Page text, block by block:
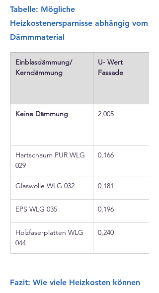
Tabelle: Mögliche
Heizkostenersparnisse abhängig vom
Dämmmaterial
Einblasdämmung/
Kerndämmung
U- Wert
Fassade
Keine Dämmung 2,005
Hartschaum PUR WLG
029
0,166
Glaswolle WLG 032 0,181
EPS WLG 035 0,196
Holzfaserplatten WLG
044
0,240
Fazit: Wie viele Heizkosten können